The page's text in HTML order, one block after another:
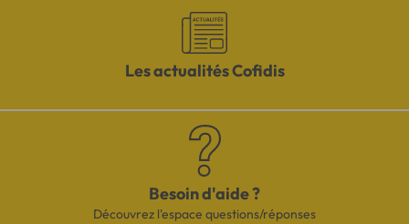
Les actualités Cofidis
Besoin d'aide ?
Découvrez l'espace questions/réponses